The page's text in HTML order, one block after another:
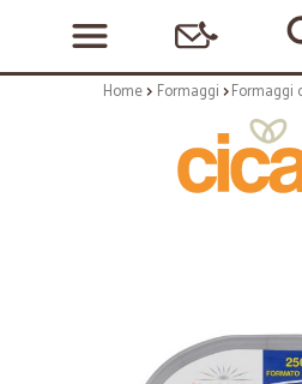
Home Formaggi